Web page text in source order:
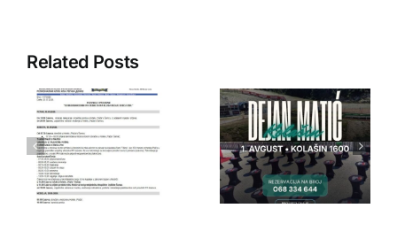
Related Posts
IPA Crna
IPA Crna
Gora